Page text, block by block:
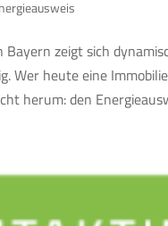
zeigt sich
Wer heute eine
herum: den